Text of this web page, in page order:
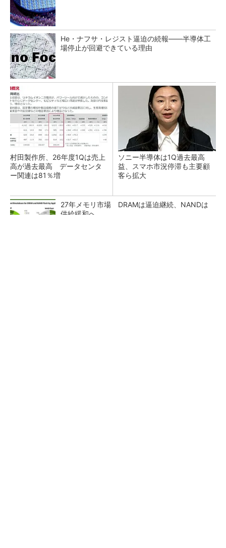
He・ナフサ・レジスト逼迫の続報――半導体工
場停止が回避できている理由
村田製作所、26年度1Qは売上
高が過去最高 データセンタ
ー関連は81％増
ソニー半導体は1Q過去最高
益、スマホ市況停滞も主要顧
客ら拡大
27年メモリ市場 DRAMは逼迫継続、NANDは
供給緩和へ